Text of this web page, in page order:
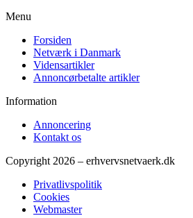
Menu
Forsiden
Netværk i Danmark
Vidensartikler
Annoncørbetalte artikler
Information
Annoncering
Kontakt os
Copyright 2026 – erhvervsnetvaerk.dk
Privatlivspolitik
Cookies
Webmaster